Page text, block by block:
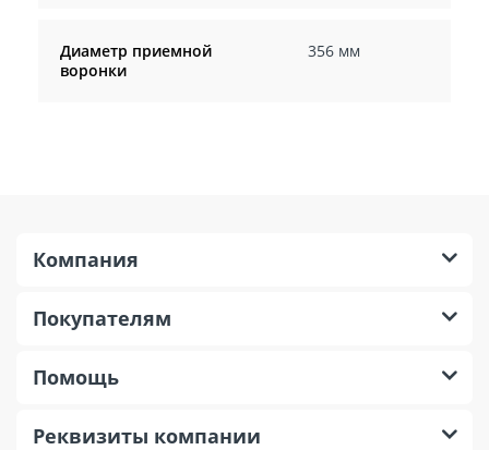
Диаметр приемной
воронки
356 мм
Компания
Покупателям
Помощь
Реквизиты компании